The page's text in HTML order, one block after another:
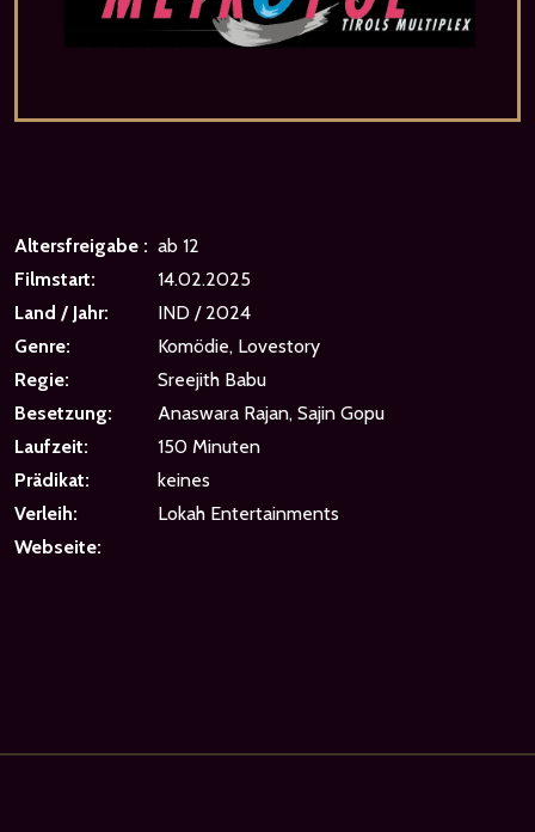
Altersfreigabe : ab 12
Filmstart:
14.02.2025
Land / Jahr:
IND / 2024
Genre:
Komödie, Lovestory
Regie:
Sreejith Babu
Besetzung:
Anaswara Rajan, Sajin Gopu
Laufzeit:
150 Minuten
Prädikat:
keines
Verleih:
Lokah Entertainments
Webseite: